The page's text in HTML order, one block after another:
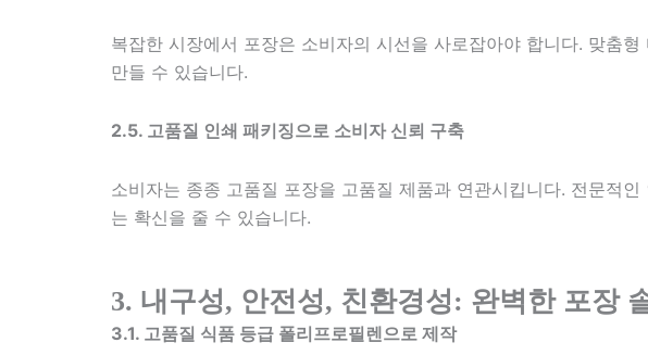
복잡한 시장에서 포장은 소비자의 시선을 사로잡아야 합니다. 맞춤
만들 수 있습니다.
2.5. 고품질 인쇄 패키징으로 소비자 신뢰 구축
소비자는 종종 고품질 포장을 고품질 제품과 연관시킵니다. 전문적
는 확신을 줄 수 있습니다.
3. 내구성, 안전성, 친환경성: 완벽한 포장
3.1. 고품질 식품 등급 폴리프로필렌으로 제작